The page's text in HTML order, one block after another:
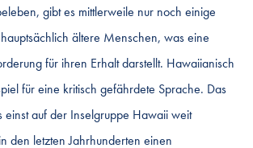
gibt es mittlerweile nur noch einige
ältere Menschen, was eine
für ihren Erhalt darstellt. Hawaiianisch
für eine kritisch gefährdete Sprache. Das
einst auf der Inselgruppe Hawaii weit
den letzten Jahrhunderten einen